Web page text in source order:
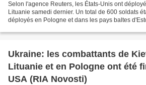
Selon l'agence Reuters, les États-Unis ont
Lituanie samedi dernier. Un total de 600 soldats
déployés en Pologne et dans les pays baltes
Ukraine: les combattants de
Lituanie et en Pologne ont été
USA (RIA Novosti)